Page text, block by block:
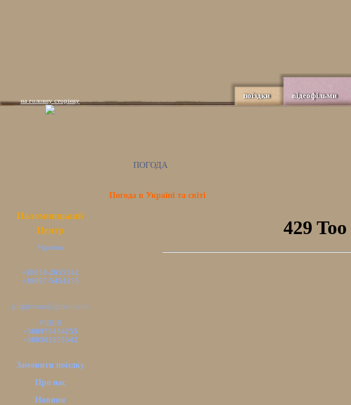
поїздки відеофільми
на головну сторінку
Паломницький
Центр
Україна
+38050-2655542
+38097-5454255
pilgrimsua@gmail.com
VIBER
+380975454255
+380502655542
Замовити поїздку
Про нас
Новини
ПОГОДА
Погода в Україні та світі